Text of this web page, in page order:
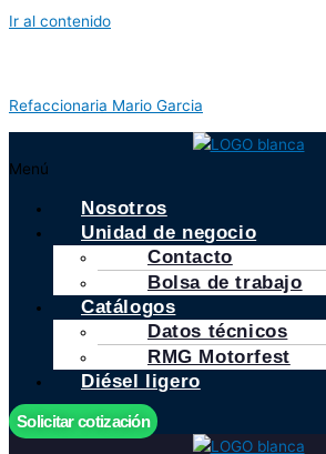
Ir al contenido
Refaccionaria Mario Garcia
Menú
Nosotros
Unidad de negocio
Contacto
Bolsa de trabajo
Catálogos
Datos técnicos
RMG Motorfest
Diésel ligero
Solicitar cotización